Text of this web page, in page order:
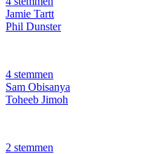
Jamie Tartt
Phil Dunster
4 stemmen
Sam Obisanya
Toheeb Jimoh
2 stemmen